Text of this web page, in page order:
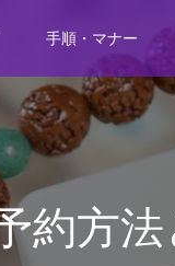
手順・マナー
約方